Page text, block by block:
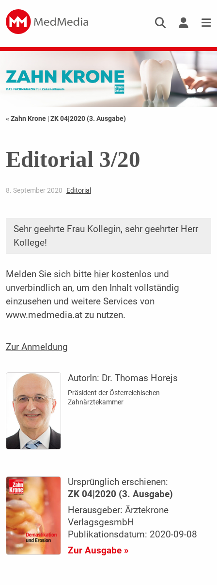
« Zahn Krone |ZK 04|2020 (3. Ausgabe)
Editorial 3/20
8. September 2020 Editorial
Sehr geehrte Frau Kollegin, sehr geehrter Herr
Kollege!
Melden Sie sich bitte hierkostenlos und
unverbindlich an, um den Inhalt vollständig
einzusehen und weitere Services von
www.medmedia.at zu nutzen.
Zur Anmeldung
AutorIn: Dr. Thomas Horejs
Präsident der Österreichischen
Zahnärztekammer
Ursprünglich erschienen:
ZK 04|2020 (3. Ausgabe)
Herausgeber: Ärztekrone
VerlagsgesmbH
Publikationsdatum: 2020-09-08
Zur Ausgabe »